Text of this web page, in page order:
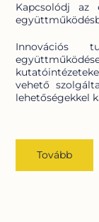
Kapcsolódj
Innovációs
vehető
lehetőségekkel
Tovább